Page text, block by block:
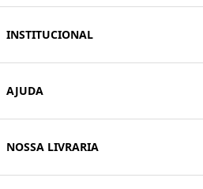
INSTITUCIONAL
AJUDA
NOSSA LIVRARIA